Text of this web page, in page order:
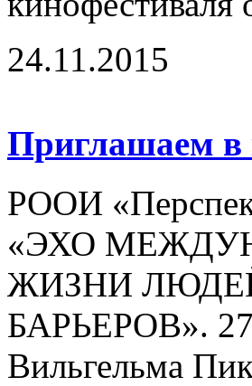
24.11.2015
Приглашаем в
РООИ
«ЭХО
ЖИЗНИ
БАРЬЕРОВ». 27
Вильгельма